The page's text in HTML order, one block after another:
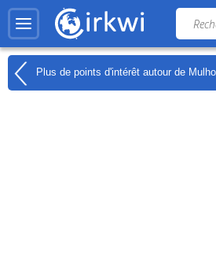
Plus de points d'intérêt autour de